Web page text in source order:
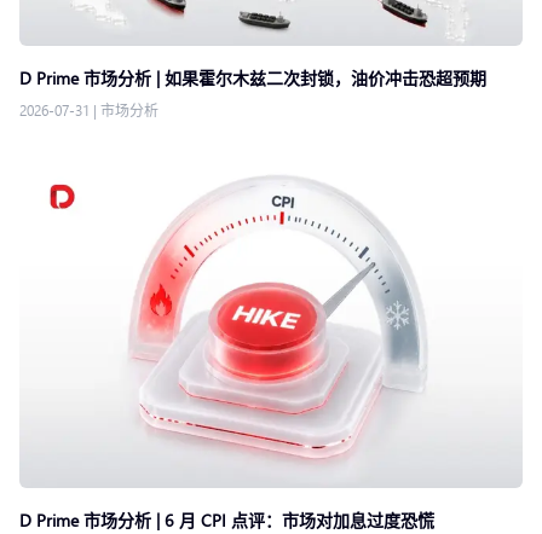
D Prime 市场分析 | 如果霍尔木兹二次封锁，油价冲击恐超预期
2026-07-31 | 市场分析
D Prime 市场分析 | 6 月 CPI 点评：市场对加息过度恐慌